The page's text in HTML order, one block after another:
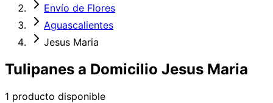
Envío de Flores
Aguascalientes
Jesus Maria
Tulipanes a Domicilio Jesus Maria
1 producto disponible